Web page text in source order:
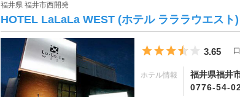
福井県 福井市西開発
HOTEL LaLaLa WEST (ホテル ラララウエスト)
5つ星の
3.65
ホテル情報
福井県福井
0776-54-